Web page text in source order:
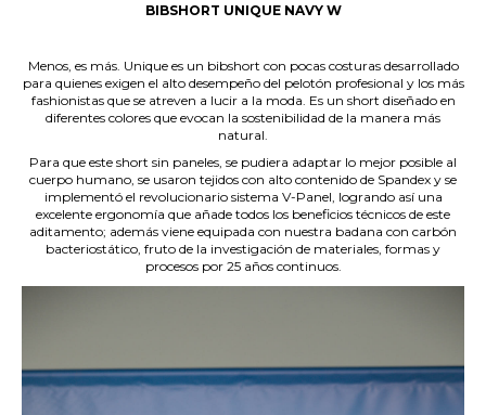
BIBSHORT UNIQUE NAVY W
Menos, es más. Unique es un bibshort con pocas costuras desarrollado
para quienes exigen el alto desempeño del pelotón profesional y los más
fashionistas que se atreven a lucir a la moda. Es un short diseñado en
diferentes colores que evocan la sostenibilidad de la manera más
natural.
Para que este short sin paneles, se pudiera adaptar lo mejor posible al
cuerpo humano, se usaron tejidos con alto contenido de Spandex y se
implementó el revolucionario sistema V-Panel, logrando así una
excelente ergonomía que añade todos los beneficios técnicos de este
aditamento; además viene equipada con nuestra badana con carbón
bacteriostático, fruto de la investigación de materiales, formas y
procesos por 25 años continuos.